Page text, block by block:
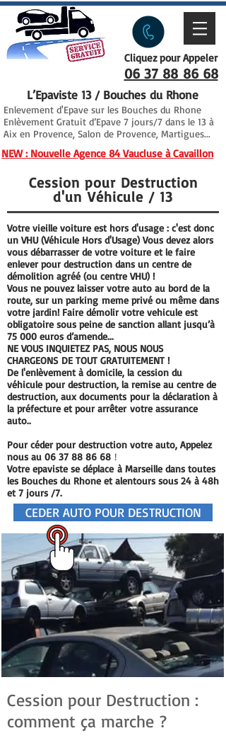
Cliquez pour Appeler
06 37 88 86 68
L’Epaviste 13 / Bouches du Rhone
Enlevement d'Epave sur les Bouches du Rhone
Enlèvement Gratuit d’Epave 7 jours/7 dans le 13 à
Aix en Provence, Salon de Provence, Martigues...
NEW : Nouvelle Agence 84 Vaucluse à Cavaillon
Cession pour Destruction
d'un Véhicule / 13
Votre vieille voiture est hors d'usage : c'est donc
un VHU (Véhicule Hors d'Usage) Vous devez alors
vous débarrasser de votre voiture et le faire
enlever pour destruction dans un centre de
démolition agréé (ou centre VHU) !
Vous ne pouvez laisser votre auto au bord de la
route, sur un parking meme privé ou même dans
votre jardin! Faire démolir votre vehicule est
obligatoire sous peine de sanction allant jusqu’à
75 000 euros d’amende...
NE VOUS INQUIETEZ PAS, NOUS NOUS
CHARGEONSDE TOUT GRATUITEMENT !
De l'enlèvement à domicile, la cession du
véhicule pour destruction, la remise au centre de
destruction, auxdocuments pour la déclaration à
la préfecture et pour arrêter votre assurance
auto..
Pour céder pour destruction votre auto, Appelez
nous au 06 37 88 86 68 !
Votre epaviste sedéplaceà Marseille dans toutes
les Bouches du Rhone et alentours sous 24 à 48h
et 7 jours /7.
CEDER AUTO POUR DESTRUCTION
Cession pour Destruction :
comment ça marche ?